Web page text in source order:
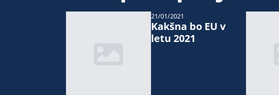
Kakšna bo EU v
letu 2021
21/01/2021